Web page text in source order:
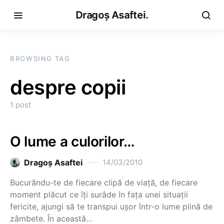
Dragoș Asaftei.
BROWSING TAG
despre copii
1 post
O lume a culorilor…
Dragoş Asaftei 14/03/2010
Bucurându-te de fiecare clipă de viaţă, de fiecare
moment plăcut ce îţi surâde în faţa unei situaţii
fericite, ajungi să te transpui uşor într-o lume plină de
zâmbete. În această…